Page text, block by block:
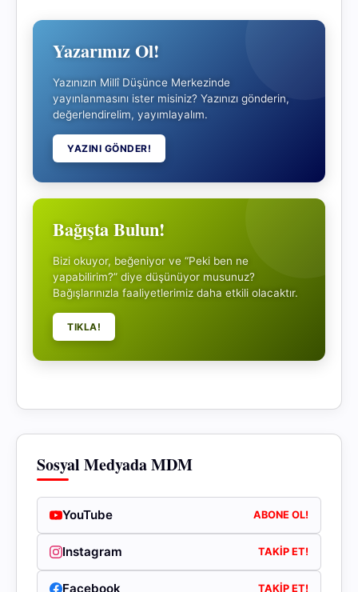
Yazarımız Ol!
Yazınızın Millî Düşünce Merkezinde
yayınlanmasını ister misiniz? Yazınızı gönderin,
değerlendirelim, yayımlayalım.
YAZINI GÖNDER!
Bağışta Bulun!
Bizi okuyor, beğeniyor ve “Peki ben ne
yapabilirim?” diye düşünüyor musunuz?
Bağışlarınızla faaliyetlerimiz daha etkili olacaktır.
TIKLA!
Sosyal Medyada MDM
YouTube ABONE OL!
Instagram TAKIP ET!
Facebook TAKIP ET!